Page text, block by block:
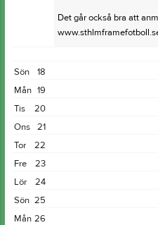
Det går också bra att
18
Sön
19
Mån
20
Tis
21
Ons
22
Tor
23
Fre
24
Lör
25
Sön
26
Mån